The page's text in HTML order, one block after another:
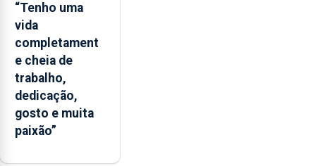
“Tenho uma
vida
completament
e cheia de
trabalho,
dedicação,
gosto e muita
paixão”